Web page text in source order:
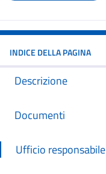
INDICE DELLA PAGINA
Descrizione
Documenti
Ufficio responsabile